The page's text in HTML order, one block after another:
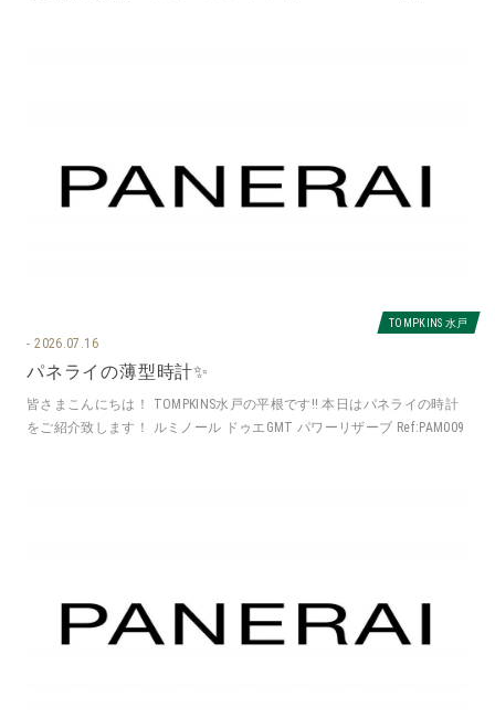
TOMPKINS 水戸
2026.07.16
パネライの薄型時計✨
皆さまこんにちは！ TOMPKINS水戸の平根です‼️ 本日はパネライの時計
をご紹介致します！ ルミノール ドゥエGMT パワーリザーブ Ref:PAM009